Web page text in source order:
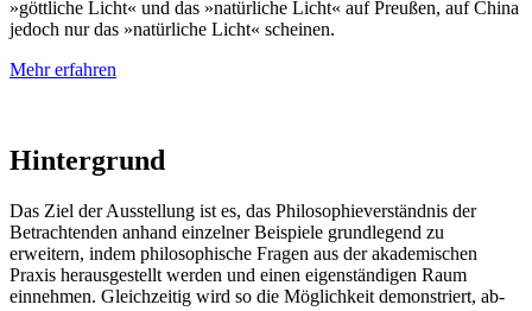
»göttliche Licht« und das »natürliche Licht« auf Preußen, auf China
jedoch nur das »natürliche Licht« scheinen.
Mehr erfahren
Hintergrund
Das Ziel der Ausstellung ist es, das Philosophieverständnis der
Betrachtenden anhand einzelner Beispiele grundlegend zu
erweitern, indem philosophische Fragen aus der akademischen
Praxis herausgestellt werden und einen eigenständigen Raum
einnehmen. Gleichzeitig wird so die Möglichkeit de­mon­striert, ab­